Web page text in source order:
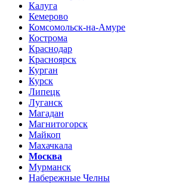
Калуга
Кемерово
Комсомольск-на-Амуре
Кострома
Краснодар
Красноярск
Курган
Курск
Липецк
Луганск
Магадан
Магнитогорск
Майкоп
Махачкала
Москва
Мурманск
Набережные Челны